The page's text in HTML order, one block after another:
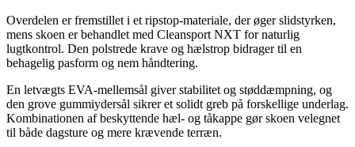
Overdelen er fremstillet i et ripstop-materiale, der øger slidstyrken,
mens skoen er behandlet med Cleansport NXT for naturlig
lugtkontrol. Den polstrede krave og hælstrop bidrager til en
behagelig pasform og nem håndtering.
En letvægts EVA-mellemsål giver stabilitet og støddæmpning, og
den grove gummiydersål sikrer et solidt greb på forskellige underlag.
Kombinationen af beskyttende hæl- og tåkappe gør skoen velegnet
til både dagsture og mere krævende terræn.